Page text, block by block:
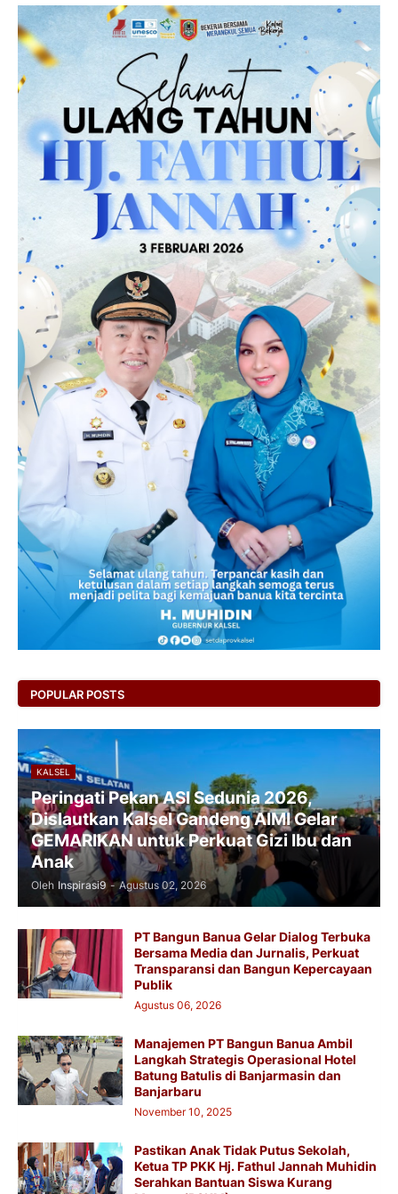
POPULAR POSTS
KALSEL
Peringati Pekan ASI Sedunia 2026,
Dislautkan Kalsel Gandeng AIMI Gelar
GEMARIKAN untuk Perkuat Gizi Ibu dan
Anak
Oleh Inspirasi9 - Agustus 02, 2026
PT Bangun Banua Gelar Dialog Terbuka
Bersama Media dan Jurnalis, Perkuat
Transparansi dan Bangun Kepercayaan
Publik
Agustus 06, 2026
Manajemen PT Bangun Banua Ambil
Langkah Strategis Operasional Hotel
Batung Batulis di Banjarmasin dan
Banjarbaru
November 10, 2025
Pastikan Anak Tidak Putus Sekolah,
Ketua TP PKK Hj. Fathul Jannah Muhidin
Serahkan Bantuan Siswa Kurang